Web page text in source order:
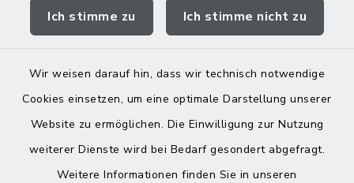
Ich stimme zu Ich stimme nicht zu
Wir weisen darauf hin, dass wir technisch notwendige
Cookies einsetzen, um eine optimale Darstellung unserer
Website zu ermöglichen. Die Einwilligung zur Nutzung
weiterer Dienste wird bei Bedarf gesondert abgefragt.
Weitere Informationen finden Sie in unseren
Landratsamt Mühldorf